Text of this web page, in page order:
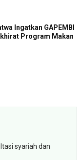
Ingatkan GAPEMBI
Program Makan
syariah dan